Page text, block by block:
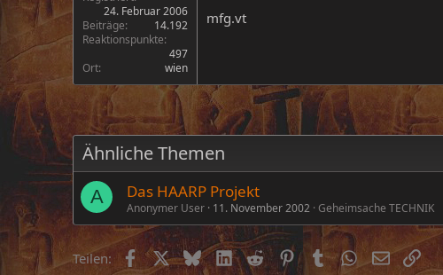
24. Februar 2006
Beiträge
14.192
Reaktionspunkte
497
Ort
wien
mfg.vt
Ähnliche Themen
A Das HAARP Projekt
Anonymer User 11. November 2002 Geheimsache TECHNIK
Teilen: FacebookX (Twitter)
BlueskyLinkedIn
RedditPinterest
Tumblr WhatsApp
E-MailLink